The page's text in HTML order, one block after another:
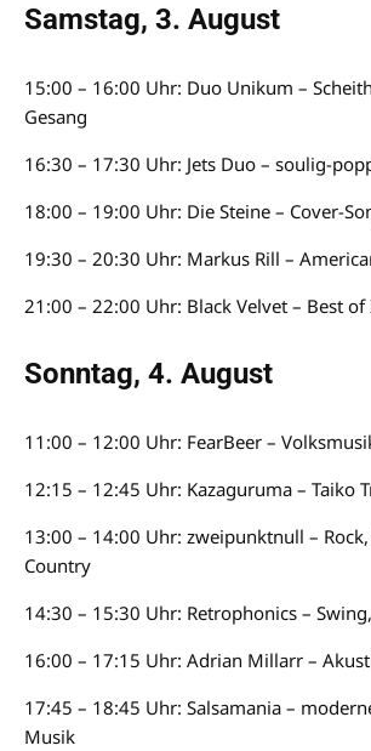
Samstag, 3. August
15:00 – 16:00 Uhr: Duo Unikum –
Gesang
16:30 – 17:30 Uhr: Jets Duo – soulig-
18:00 – 19:00 Uhr: Die Steine – Cover-
19:30 – 20:30 Uhr: Markus Rill –
21:00 – 22:00 Uhr: Black Velvet – Best
Sonntag, 4. August
11:00 – 12:00 Uhr: FearBeer –
12:15 – 12:45 Uhr: Kazaguruma – Taiko
13:00 – 14:00 Uhr: ​zweipunktnull –
Country
14:30 – 15:30 Uhr: Retrophonics –
16:00 – 17:15 Uhr: Adrian Millarr –
17:45 – 18:45 Uhr: Salsamania –
Musik